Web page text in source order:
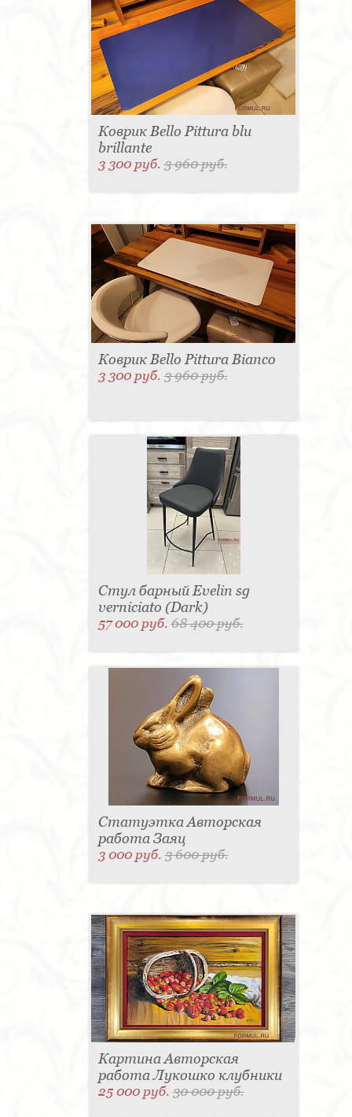
Коврик Bello Pittura blu
brillante
3 300 руб.3 960 руб.
Коврик Bello Pittura Bianco
3 300 руб.3 960 руб.
Стул барный Evelin sg
verniciato (Dark)
57 000 руб.68 400 руб.
Статуэтка Авторская
работа Заяц
3 000 руб.3 600 руб.
Картина Авторская
работа Лукошко клубники
25 000 руб.30 000 руб.